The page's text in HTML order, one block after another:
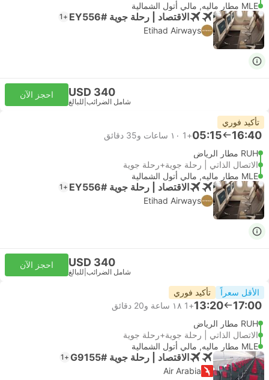
MLE مطار ماليه, مالي أتول الشمالية
الاقتصاد | رحلة جوية #EY556 +1
Etihad Airways
USD 340
شامل الضرائب للبالغ
احجز الآن
تأكيد فوري
16:40
05:15
+1
١٠ ساعات و‫35 دقائق
RUH مطار الرياض
الاتصال الذاتي | رحلة جوية+رحلة جوية
MLE مطار ماليه, مالي أتول الشمالية
الاقتصاد | رحلة جوية #EY556 +1
Etihad Airways
USD 340
شامل الضرائب للبالغ
احجز الآن
الأقل سعراً تأكيد فوري
17:00
13:20
+1
١٨ ساعة و‫20 دقائق
RUH مطار الرياض
الاتصال الذاتي | رحلة جوية+رحلة جوية
MLE مطار ماليه, مالي أتول الشمالية
الاقتصاد | رحلة جوية #G9155 +1
Air Arabia